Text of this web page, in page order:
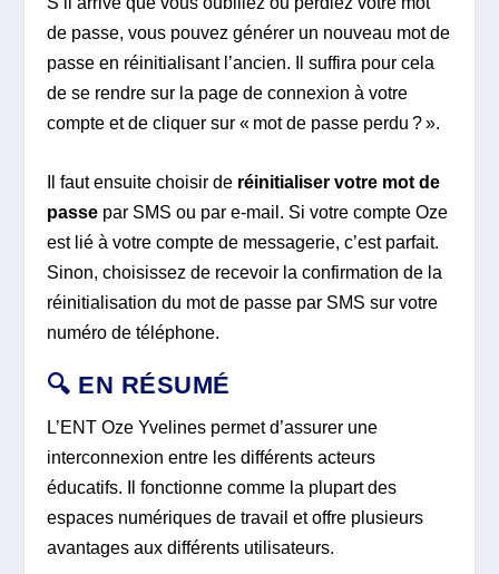
de passe, vous pouvez générer un nouveau mot de
passe en réinitialisant l’ancien. Il suffira pour cela
de se rendre sur la page de connexion à votre
compte et de cliquer sur « mot de passe perdu ? ».
Il faut ensuite choisir de réinitialiser votre mot de
passe par SMS ou par e-mail. Si votre compte Oze
est lié à votre compte de messagerie, c’est parfait.
Sinon, choisissez de recevoir la confirmation de la
réinitialisation du mot de passe par SMS sur votre
numéro de téléphone.
🔍 EN RÉSUMÉ
L’ENT Oze Yvelines permet d’assurer une
interconnexion entre les différents acteurs
éducatifs. Il fonctionne comme la plupart des
espaces numériques de travail et offre plusieurs
avantages aux différents utilisateurs.